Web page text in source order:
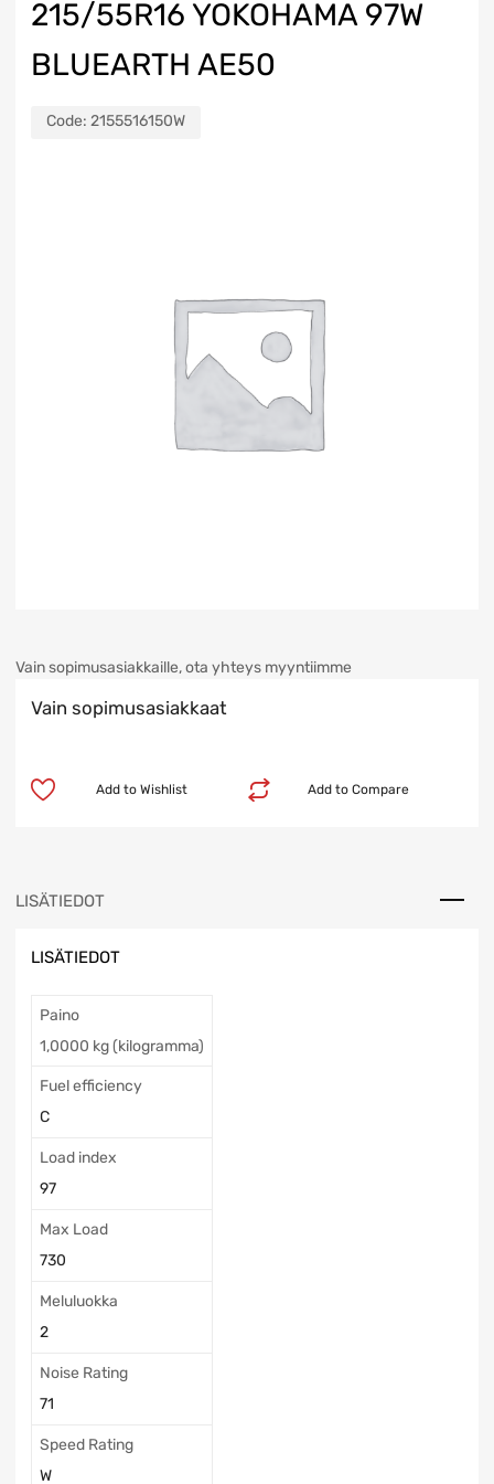
215/55R16 YOKOHAMA 97W
BLUEARTH AE50
Code: 2155516150W
Vain sopimusasiakkaille, ota yhteys myyntiimme
Vain sopimusasiakkaat
Add to Compare
Add to Wishlist
LISÄTIEDOT
LISÄTIEDOT
Paino
1,0000 kg (kilogramma)
Fuel efficiency
C
Load index
97
Max Load
730
Meluluokka
2
Noise Rating
71
Speed Rating
W